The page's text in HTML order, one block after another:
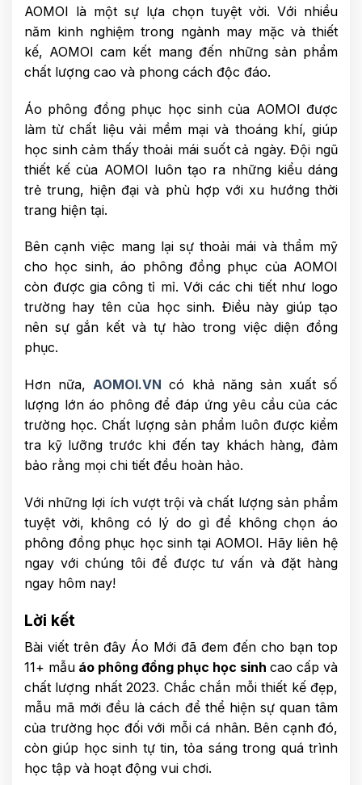
AOMOI là một sự lựa chọn tuyệt vời. Với nhiều
năm kinh nghiệm trong ngành may mặc và thiết
kế, AOMOI cam kết mang đến những sản phẩm
chất lượng cao và phong cách độc đáo.
Áo phông đồng phục học sinh của AOMOI được
làm từ chất liệu vải mềm mại và thoáng khí, giúp
học sinh cảm thấy thoải mái suốt cả ngày. Đội ngũ
thiết kế của AOMOI luôn tạo ra những kiểu dáng
trẻ trung, hiện đại và phù hợp với xu hướng thời
trang hiện tại.
Bên cạnh việc mang lại sự thoải mái và thẩm mỹ
cho học sinh, áo phông đồng phục của AOMOI
còn được gia công tỉ mỉ. Với các chi tiết như logo
trường hay tên của học sinh. Điều này giúp tạo
nên sự gắn kết và tự hào trong việc diện đồng
phục.
Hơn nữa,AOMOI.VN có khả năng sản xuất số
lượng lớn áo phông để đáp ứng yêu cầu của các
trường học. Chất lượng sản phẩm luôn được kiểm
tra kỹ lưỡng trước khi đến tay khách hàng, đảm
bảo rằng mọi chi tiết đều hoàn hảo.
Với những lợi ích vượt trội và chất lượng sản phẩm
tuyệt vời, không có lý do gì để không chọn áo
phông đồng phục học sinh tại AOMOI. Hãy liên hệ
ngay với chúng tôi để được tư vấn và đặt hàng
ngay hôm nay!
Lời kết
Bài viết trên đây Áo Mới đã đem đến cho bạn top
11+ mẫu áo phông đồng phục học sinh cao cấp và
chất lượng nhất 2023. Chắc chắn mỗi thiết kế đẹp,
mẫu mã mới đều là cách để thể hiện sự quan tâm
của trường học đối với mỗi cá nhân. Bên cạnh đó,
còn giúp học sinh tự tin, tỏa sáng trong quá trình
học tập và hoạt động vui chơi.